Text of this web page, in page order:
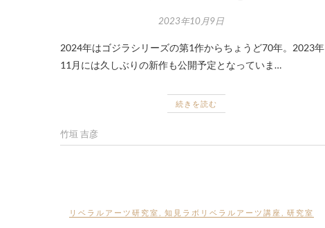
2023年10月9日
2024年はゴジラシリーズの第1作からちょうど70年。2023年
11月には久しぶりの新作も公開予定となっていま…
続きを読む
竹垣 吉彦
リベラルアーツ研究室 知見ラボリベラルアーツ講座 研究室